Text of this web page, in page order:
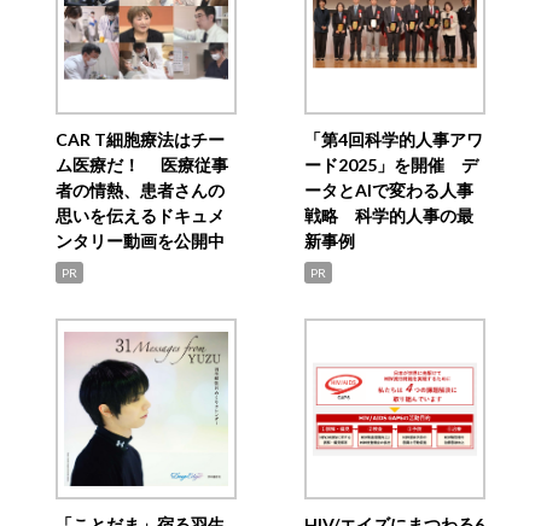
CAR T細胞療法はチー
ム医療だ！ 医療従事
者の情熱、患者さんの
思いを伝えるドキュメ
ンタリー動画を公開中
PR
「第4回科学的人事アワ
ード2025」を開催 デ
ータとAIで変わる人事
戦略 科学的人事の最
新事例
PR